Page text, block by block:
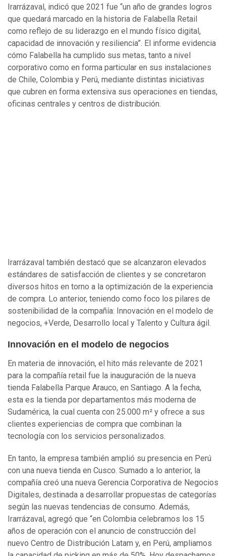
Irarrázaval, indicó que 2021 fue “un año de grandes logros
que quedará marcado en la historia de Falabella Retail
como reflejo de su liderazgo en el mundo físico digital,
capacidad de innovación y resiliencia”. El informe evidencia
cómo Falabella ha cumplido sus metas, tanto a nivel
corporativo como en forma particular en sus instalaciones
de Chile, Colombia y Perú, mediante distintas iniciativas
que cubren en forma extensiva sus operaciones en tiendas,
oficinas centrales y centros de distribución.
Irarrázaval también destacó que se alcanzaron elevados
estándares de satisfacción de clientes y se concretaron
diversos hitos en torno a la optimización de la experiencia
de compra. Lo anterior, teniendo como foco los pilares de
sostenibilidad de la compañía: Innovación en el modelo de
negocios, +Verde, Desarrollo local y Talento y Cultura ágil.
Innovación en el modelo de negocios
En materia de innovación, el hito más relevante de 2021
para la compañía retail fue la inauguración de la nueva
tienda Falabella Parque Arauco, en Santiago. A la fecha,
esta es la tienda por departamentos más moderna de
Sudamérica, la cual cuenta con 25.000 m² y ofrece a sus
clientes experiencias de compra que combinan la
tecnología con los servicios personalizados.
En tanto, la empresa también amplió su presencia en Perú
con una nueva tienda en Cusco. Sumado a lo anterior, la
compañía creó una nueva Gerencia Corporativa de Negocios
Digitales, destinada a desarrollar propuestas de categorías
según las nuevas tendencias de consumo. Además,
Irarrázaval, agregó que “en Colombia celebramos los 15
años de operación con el anuncio de construcción del
nuevo Centro de Distribución Latam y, en Perú, ampliamos